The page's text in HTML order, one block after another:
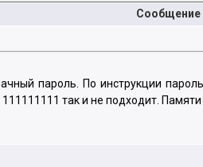
Сообщение
пароль. По инструкции
так и не подходит.